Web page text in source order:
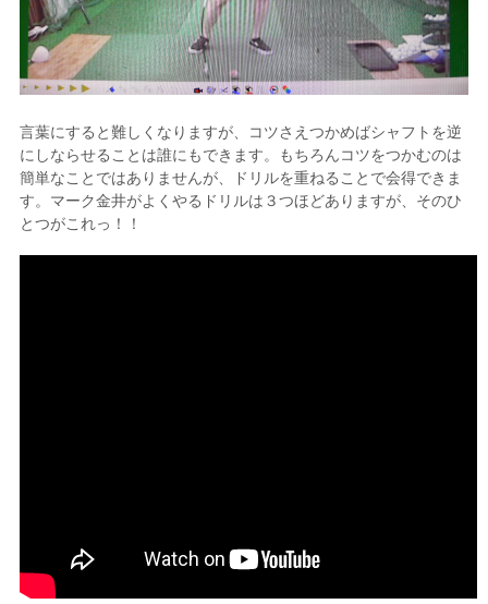
言葉にすると難しくなりますが、コツさえつかめばシャフトを逆
にしならせることは誰にもできます。もちろんコツをつかむのは
簡単なことではありませんが、ドリルを重ねることで会得できま
す。マーク金井がよくやるドリルは３つほどありますが、そのひ
とつがこれっ！！